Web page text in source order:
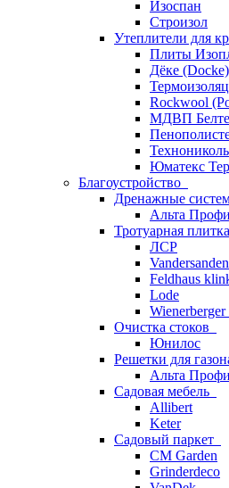
Изоспан
Строизол
Утеплители для
Плиты
Дёке (Docke)
Rockwool
МДВП
Технониколь
Юматекс
Благоустройство
Дренажные
Альта
Тротуарная плитка
ЛСР
Vandersanden
Feldhaus
Lode
Wienerberger
Очистка стоков
Юнилос
Решетки для
Альта
Садовая мебель
Allibert
Keter
Садовый паркет
CM Garden
Grinderdeco